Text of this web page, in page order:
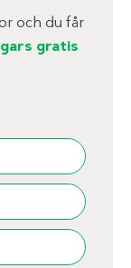
och du får
gratis